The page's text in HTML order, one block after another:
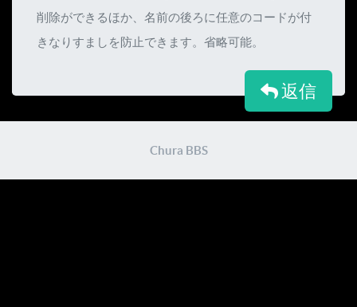
削除ができるほか、名前の後ろに任意のコードが付
きなりすましを防止できます。省略可能。
返信
Chura BBS